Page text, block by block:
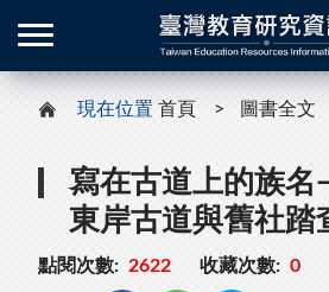
現在位置 首頁 圖書全文
寫在古道上的族
東岸古道與舊社踏
點閱次數: 2622 收藏次數: 0